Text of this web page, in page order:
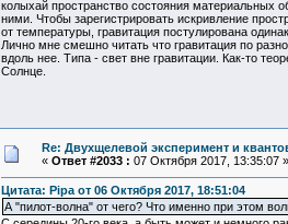
колыхай пространство состояния материальных
ними. Чтобы зарегистрировать искривление
от температуры, гравитация постулирована
Лично мне смешно читать что гравитация по
вдоль нее. Типа - свет вне гравитации. Как-то
Солнце.
Re: Двухщелевой эксперимент и
« Ответ #2033 : 07 Октября 2017, 13:35:07 »
Цитата: Pipa от 06 Октября 2017, 18:51:04
А "пилот-волна" от чего? Что именно при этом